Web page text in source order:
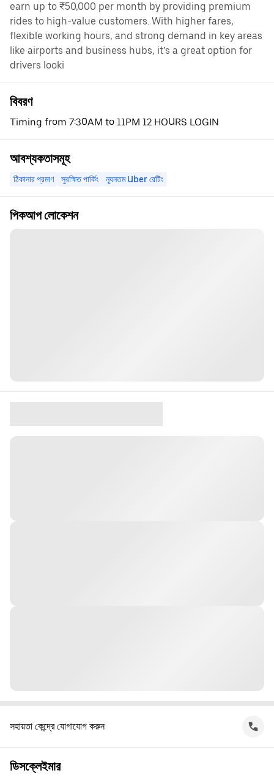
earn up to ₹50,000 per month by providing premium
rides to high-value customers. With higher fares,
flexible working hours, and strong demand in key areas
like airports and business hubs, it’s a great option for
drivers looki
বিবরণ
Timing from 7:30AM to 11PM 12 HOURS LOGIN
আবশ্যকতাসমূহ
ঠিকানার প্রমাণ সুরক্ষিত পার্কিং ন্যূনতম Uber রেটিং
পিকআপ লোকেশন
সহায়তা কেন্দ্রে যোগাযোগ করুন
ডিসক্লেইমার